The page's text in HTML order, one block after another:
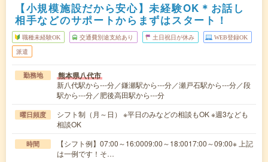
【小規模施設だから安心】未経験OK＊お話し
相手などのサポートからまずはスタート！
職種未経験OK 交通費別途支給あり 土日祝日が休み WEB登録OK
派遣
勤務地 熊本県八代市
新八代駅から---分／鎌瀬駅から---分／瀬戸石駅から---分／段
駅から---分／肥後高田駅から---分
曜日頻度
シフト制（月～日） ※平日のみなどの相談もOK ※週3なども
相談OK
時間
【シフト例】07:00～16:0009:00～18:0017:00～09:00※ 上記
は一例です！そ…